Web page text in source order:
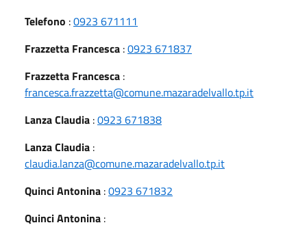
Telefono :0923 671111
Frazzetta Francesca :0923 671837
Frazzetta Francesca :
francesca.frazzetta@comune.mazaradelvallo.tp.it
Lanza Claudia :0923 671838
Lanza Claudia :
claudia.lanza@comune.mazaradelvallo.tp.it
Quinci Antonina :0923 671832
Quinci Antonina :